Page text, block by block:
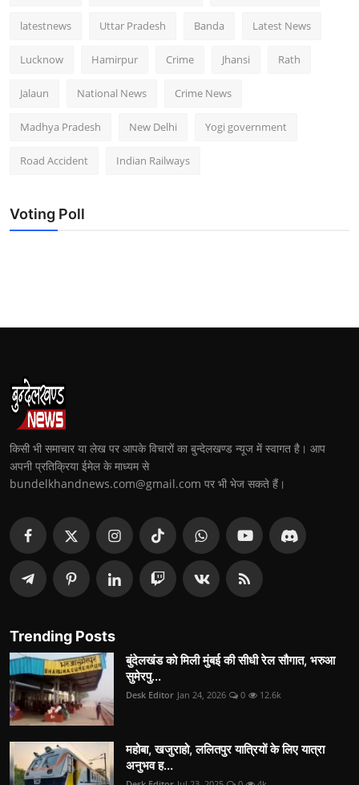
latestnews Uttar Pradesh Banda Latest News
Lucknow Hamirpur Crime Jhansi Rath
Jalaun National News Crime News
Madhya Pradesh New Delhi Yogi government
Road Accident Indian Railways
Voting Poll
किसी भी समाचार या लेख पर आपके विचारों का बुन्देलखण्ड न्यूज में स्वागत है। आप
अपनी प्रतिक्रिया ईमेल के माध्यम से
bundelkhandnews.com@gmail.com पर भी भेज सकते हैं।
Trending Posts
बुंदेलखंड को मिली मुंबई की सीधी रेल सौगात, भरुआ
सुमेरपु...
Desk Editor Jan 24, 2026 0 12.6k
महोबा, खजुराहो, ललितपुर यात्रियों के लिए यात्रा
अनुभव ह...